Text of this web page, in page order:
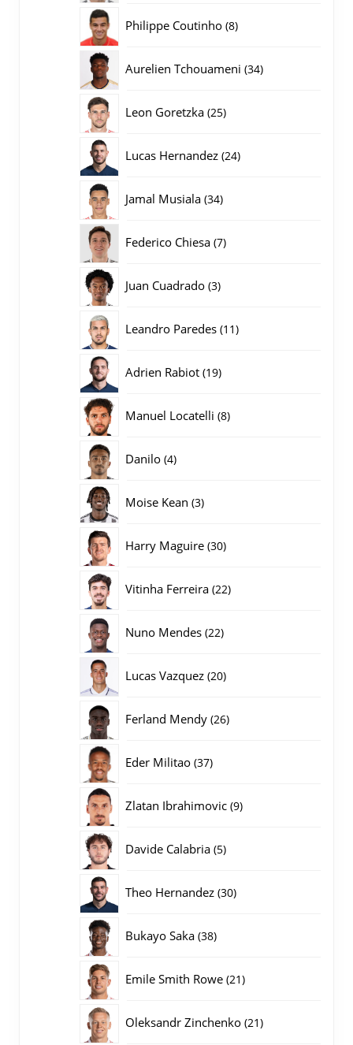
Philippe Coutinho 88
Aurelien Tchouameni 3434
Leon Goretzka 2525
Lucas Hernandez 2424
Jamal Musiala 3434
Federico Chiesa 77
Juan Cuadrado 33
Leandro Paredes 1111
Adrien Rabiot 1919
Manuel Locatelli 88
Danilo 44
Moise Kean 33
Harry Maguire 3030
Vitinha Ferreira 2222
Nuno Mendes 2222
Lucas Vazquez 2020
Ferland Mendy 2626
Eder Militao 3737
Zlatan Ibrahimovic 99
Davide Calabria 55
Theo Hernandez 3030
Bukayo Saka 3838
Emile Smith Rowe 2121
Oleksandr Zinchenko 2121